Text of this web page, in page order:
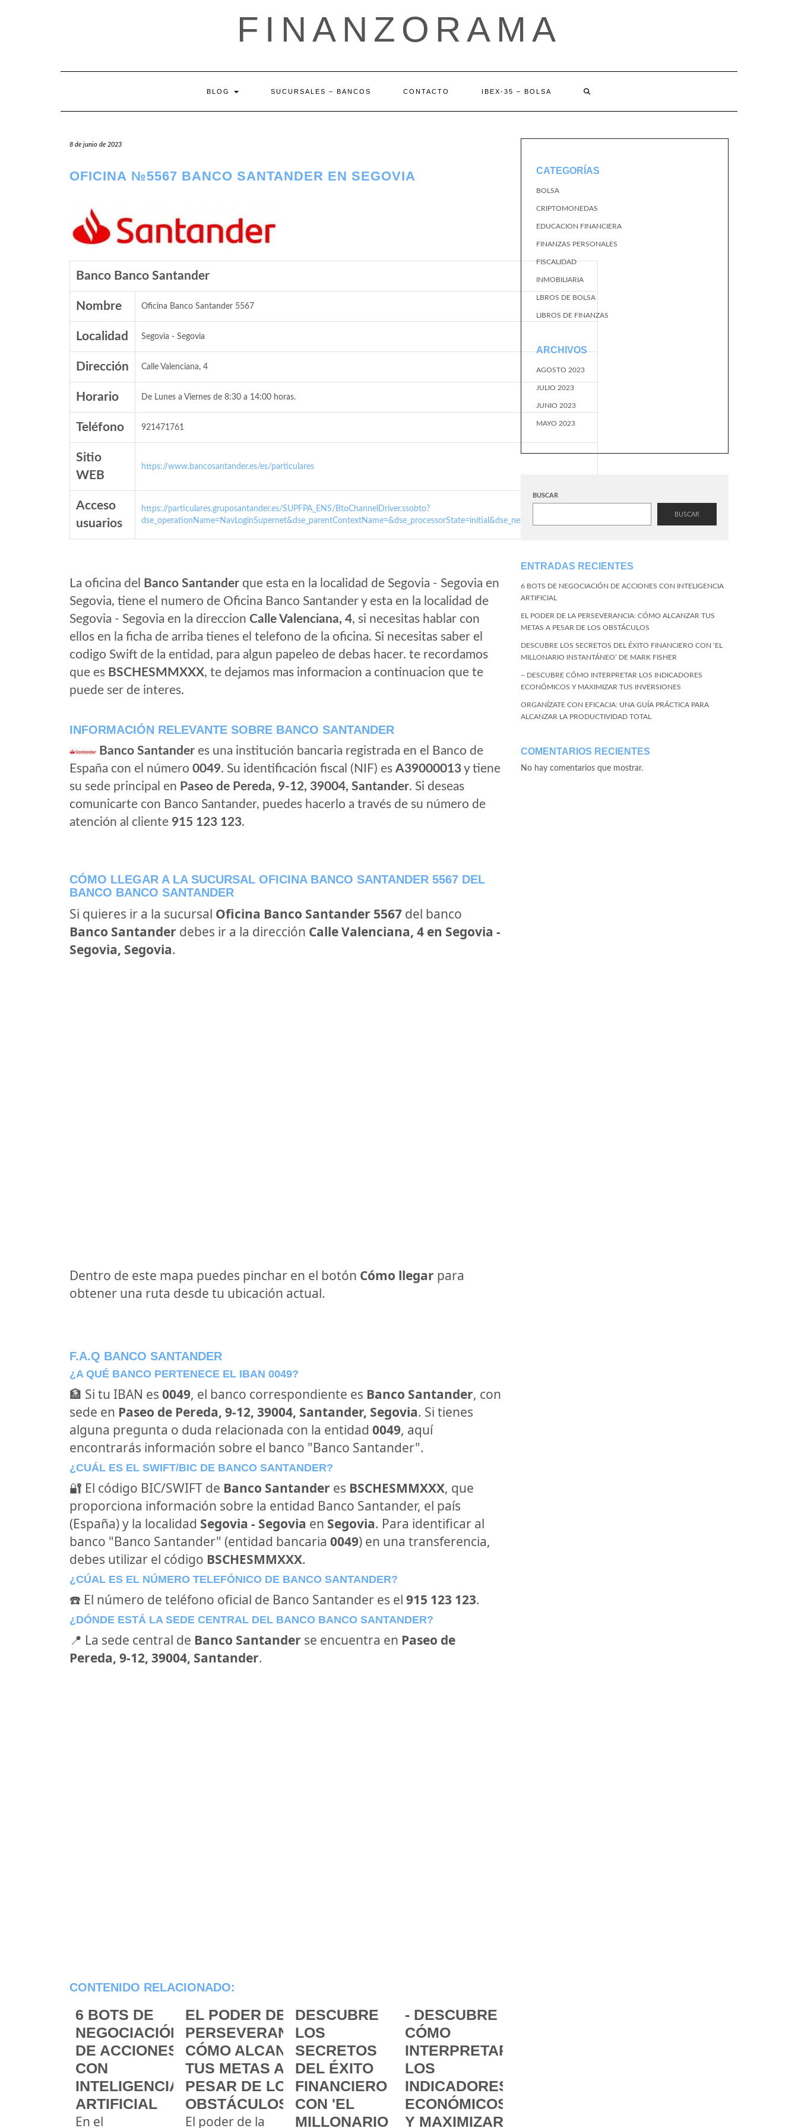
FINANZORAMA
BLOG SUCURSALES – BANCOS CONTACTO IBEX-35 – BOLSA
8 de junio de 2023
OFICINA №5567 BANCO SANTANDER EN SEGOVIA
Banco Banco Santander
Nombre Oficina Banco Santander 5567
Localidad Segovia - Segovia
Dirección Calle Valenciana, 4
Horario De Lunes a Viernes de 8:30 a 14:00 horas.
Teléfono 921471761
Sitio
WEB
https://www.bancosantander.es/es/particulares
Acceso
usuarios
https://particulares.gruposantander.es/SUPFPA_ENS/BtoChannelDriver.ssobto?
dse_operationName=NavLoginSupernet&dse_parentContextName=&dse_processorState=initial&dse_nextEventName=start
La oficina del Banco Santander que esta en la localidad de Segovia - Segovia en
Segovia, tiene el numero de Oficina Banco Santander y esta en la localidad de
Segovia - Segovia en la direccion Calle Valenciana, 4, si necesitas hablar con
ellos en la ficha de arriba tienes el telefono de la oficina. Si necesitas saber el
codigo Swift de la entidad, para algun papeleo de debas hacer. te recordamos
que es BSCHESMMXXX, te dejamos mas informacion a continuacion que te
puede ser de interes.
INFORMACIÓN RELEVANTE SOBRE BANCO SANTANDER
Banco Santander es una institución bancaria registrada en el Banco de
España con el número 0049. Su identificación fiscal (NIF) es A39000013y tiene
su sede principal en Paseo de Pereda, 9-12, 39004, Santander. Si deseas
comunicarte con Banco Santander, puedes hacerlo a través de su número de
atención al cliente 915 123 123.
CÓMO LLEGAR A LA SUCURSAL OFICINA BANCO SANTANDER 5567 DEL
BANCO BANCO SANTANDER
Si quieres ir a la sucursal Oficina Banco Santander 5567 del banco
Banco Santander debes ir a la dirección Calle Valenciana, 4 en Segovia -
Segovia, Segovia.
Dentro de este mapa puedes pinchar en el botón Cómo llegar para
obtener una ruta desde tu ubicación actual.
F.A.Q BANCO SANTANDER
¿A QUÉ BANCO PERTENECE EL IBAN 0049?
🏦 Si tu IBAN es 0049, el banco correspondiente es Banco Santander, con
sede en Paseo de Pereda, 9-12, 39004, Santander, Segovia. Si tienes
alguna pregunta o duda relacionada con la entidad 0049, aquí
encontrarás información sobre el banco "Banco Santander".
¿CUÁL ES EL SWIFT/BIC DE BANCO SANTANDER?
🔐 El código BIC/SWIFT de Banco Santander es BSCHESMMXXX, que
proporciona información sobre la entidad Banco Santander, el país
(España) y la localidad Segovia - Segovia en Segovia. Para identificar al
banco "Banco Santander" (entidad bancaria 0049) en una transferencia,
debes utilizar el código BSCHESMMXXX.
¿CÚAL ES EL NÚMERO TELEFÓNICO DE BANCO SANTANDER?
☎️ El número de teléfono oficial de Banco Santander es el 915 123 123.
¿DÓNDE ESTÁ LA SEDE CENTRAL DEL BANCO BANCO SANTANDER?
📍 La sede central de Banco Santander se encuentra en Paseo de
Pereda, 9-12, 39004, Santander.
CONTENIDO RELACIONADO:
6 BOTS DE
NEGOCIACIÓN
DE ACCIONES
CON
INTELIGENCIA
ARTIFICIAL
En el
EL PODER DE LA
PERSEVERANCIA:
CÓMO ALCANZAR
TUS METAS A
PESAR DE LOS
OBSTÁCULOS
El poder de la
DESCUBRE
LOS
SECRETOS
DEL ÉXITO
FINANCIERO
CON 'EL
MILLONARIO
- DESCUBRE
CÓMO
INTERPRETAR
LOS
INDICADORES
ECONÓMICOS
Y MAXIMIZAR
CATEGORÍAS
BOLSA
CRIPTOMONEDAS
EDUCACION FINANCIERA
FINANZAS PERSONALES
FISCALIDAD
INMOBILIARIA
LBROS DE BOLSA
LIBROS DE FINANZAS
ARCHIVOS
AGOSTO 2023
JULIO 2023
JUNIO 2023
MAYO 2023
BUSCAR
BUSCAR
ENTRADAS RECIENTES
6 BOTS DE NEGOCIACIÓN DE ACCIONES CON INTELIGENCIA
ARTIFICIAL
EL PODER DE LA PERSEVERANCIA: CÓMO ALCANZAR TUS
METAS A PESAR DE LOS OBSTÁCULOS
DESCUBRE LOS SECRETOS DEL ÉXITO FINANCIERO CON ‘EL
MILLONARIO INSTANTÁNEO’ DE MARK FISHER
– DESCUBRE CÓMO INTERPRETAR LOS INDICADORES
ECONÓMICOS Y MAXIMIZAR TUS INVERSIONES
ORGANÍZATE CON EFICACIA: UNA GUÍA PRÁCTICA PARA
ALCANZAR LA PRODUCTIVIDAD TOTAL
COMENTARIOS RECIENTES
No hay comentarios que mostrar.